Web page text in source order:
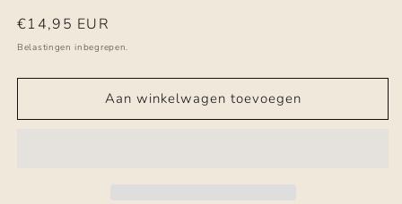
Normale
prijs
€14,95 EUR
Belastingen inbegrepen.
Aan winkelwagen toevoegen